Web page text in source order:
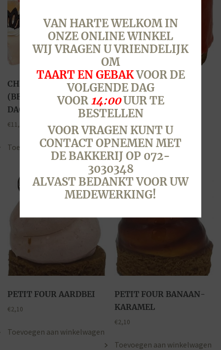
CHIPOLATA SCHNITT
(BESTELPRODUCT-2
DAGEN VAN TE VOREN)
€11,95
Toevoegen aan winkelwagen
AARDBEI
€3,15
PETIT FOUR AARDBEI
€2,10
Toevoegen aan winkelwagen
PETIT FOUR BANAAN-
KARAMEL
€2,10
Toevoegen aan winkelwagen
VAN HARTE WELKOM IN
ONZE ONLINE WINKEL
WIJ VRAGEN U VRIENDELIJK
OM
TAART EN GEBAKVOOR DE
VOLGENDE DAG
VOOR 14:00UUR TE
BESTELLEN
VOOR VRAGEN KUNT U
CONTACT OPNEMEN MET
DE BAKKERIJ OP 072-
3030348
ALVAST BEDANKT VOOR UW
MEDEWERKING!